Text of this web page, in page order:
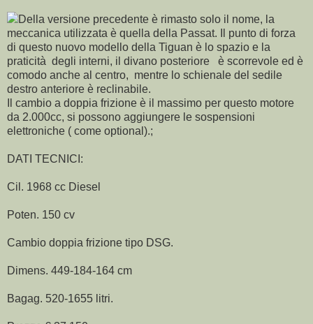
Della versione precedente è rimasto solo il nome, la
meccanica utilizzata è quella della Passat. Il punto di forza
di questo nuovo modello della Tiguan è lo spazio e la
praticità degli interni, il divano posteriore è scorrevole ed è
comodo anche al centro, mentre lo schienale del sedile
destro anteriore è reclinabile.
Il cambio a doppia frizione è il massimo per questo motore
da 2.000cc, si possono aggiungere le sospensioni
elettroniche ( come optional).;
DATI TECNICI:
Cil. 1968 cc Diesel
Poten. 150 cv
Cambio doppia frizione tipo DSG.
Dimens. 449-184-164 cm
Bagag. 520-1655 litri.